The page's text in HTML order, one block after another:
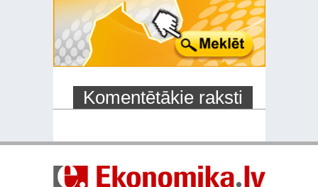
Komentētākie raksti